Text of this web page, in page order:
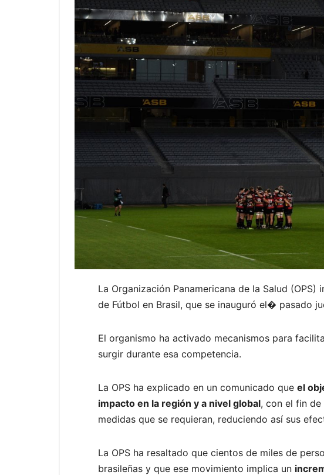
La Organización Panamericana de la Salud
de Fútbol en Brasil, que se inauguró el� pasado
El organismo ha activado mecanismos para
surgir durante esa competencia.
La OPS ha explicado en un comunicado que el
impacto en la región y a nivel global, con el fin de
medidas que se requieran, reduciendo así sus
La OPS ha resaltado que cientos de miles de
brasileñas y que ese movimiento implica un